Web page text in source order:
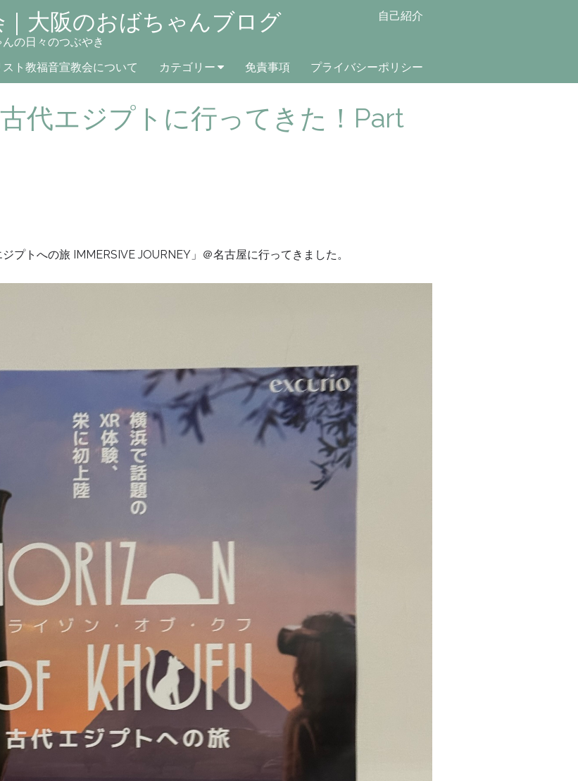
大阪のおばちゃんブログ
の日々のつぶやき
自己紹介
スト教福音宣教会について カテゴリー 免責事項 プライバシーポリシー
代エジプトに行ってきた！Part
プトへの旅 IMMERSIVE JOURNEY」＠名古屋に行ってきました。